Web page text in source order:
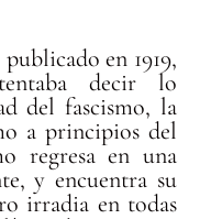
en 1919,
decir lo
del fascismo, la
a principios del
regresa en una
y encuentra su
irradia en todas